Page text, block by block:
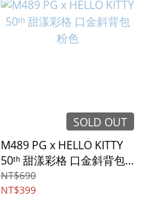
SOLD OUT
M489 PG x HELLO KITTY
50ᵗʰ 甜漾彩格 口金斜背包
粉色
NT$690
NT$399